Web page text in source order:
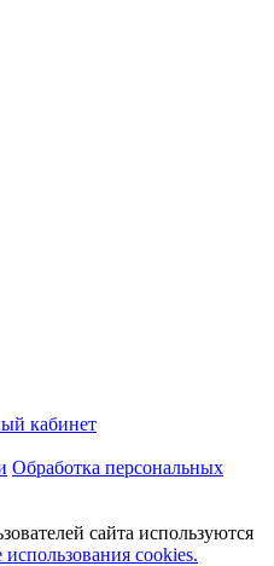
кабинет
Обработка персональных
сайта используются
cookies.